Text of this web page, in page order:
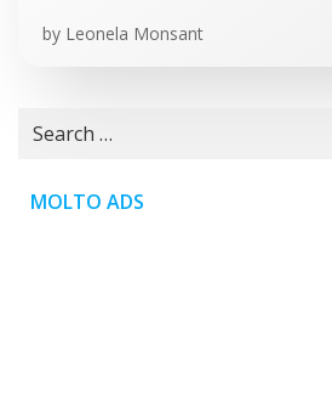
by Leonela Monsant
Search
MOLTO ADS